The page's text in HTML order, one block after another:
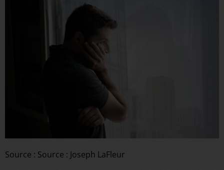
Source : Source : Joseph LaFleur